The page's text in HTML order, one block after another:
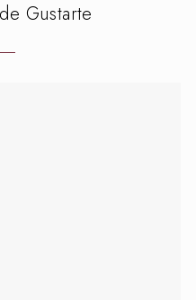
Gustarte